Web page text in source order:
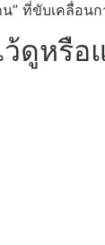
น” ที่ขับเคลื่อ
ดูหรือ